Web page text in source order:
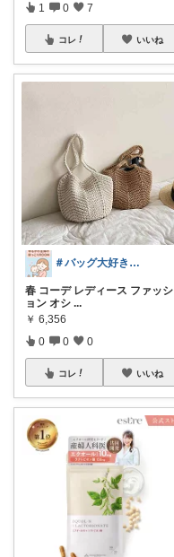
1 0 7
コレ いいね
＃バッグ大好き＃楽天ルームさぶたん
春 コーデ レディース ファッシ
ョン オシ ...
￥ 6,356
0 0 0
コレ いいね